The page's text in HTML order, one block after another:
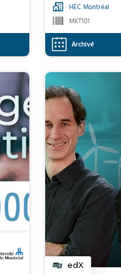
HEC Montréal
MKT101
Archivé
Catégorie
edX